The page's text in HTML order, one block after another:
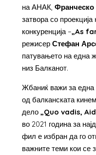
на АНАК, Франческо
затвора со
конкуренција –„As
режисер Стефан
патувањето на една
низ Балканот.
Жбаниќ важи за една
од балканската
дело „Quo vadis,
во 2021 година за
фил е избран да го
важните теми кои се